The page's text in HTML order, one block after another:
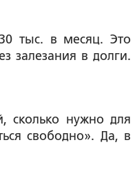
тыс. в месяц. Это
залезания в долги.
сколько нужно для
свободно». Да, в